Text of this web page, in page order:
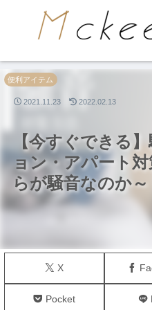
PR
【今すぐできる
ョン・アパート
らが騒音なのか～
便利アイテム
X
Pocket
2021.11.23 2022.02.13